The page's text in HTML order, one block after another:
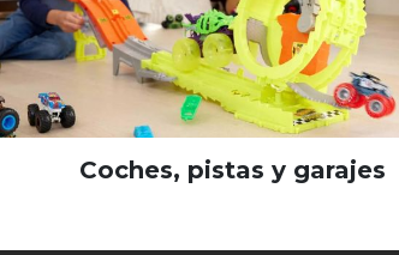
Coches, pistas y garajes